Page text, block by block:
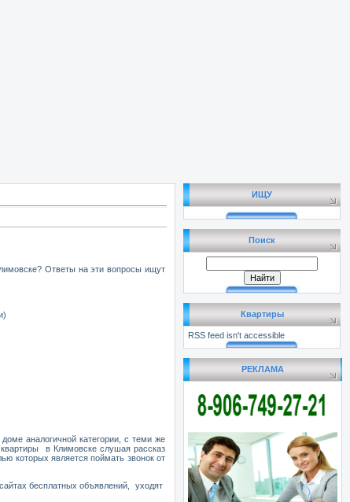
Ответы на эти вопросы ищут
аналогичной категории, с теми же
в Климовске слушая рассказ
которых является поймать звонок от
бесплатных объявлений, уходят
ИЩУ
Поиск
Квартиры
RSS feed isn't accessible
РЕКЛАМА